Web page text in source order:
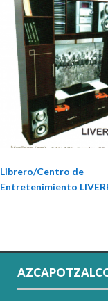
Librero/Centro de
Entretenimiento